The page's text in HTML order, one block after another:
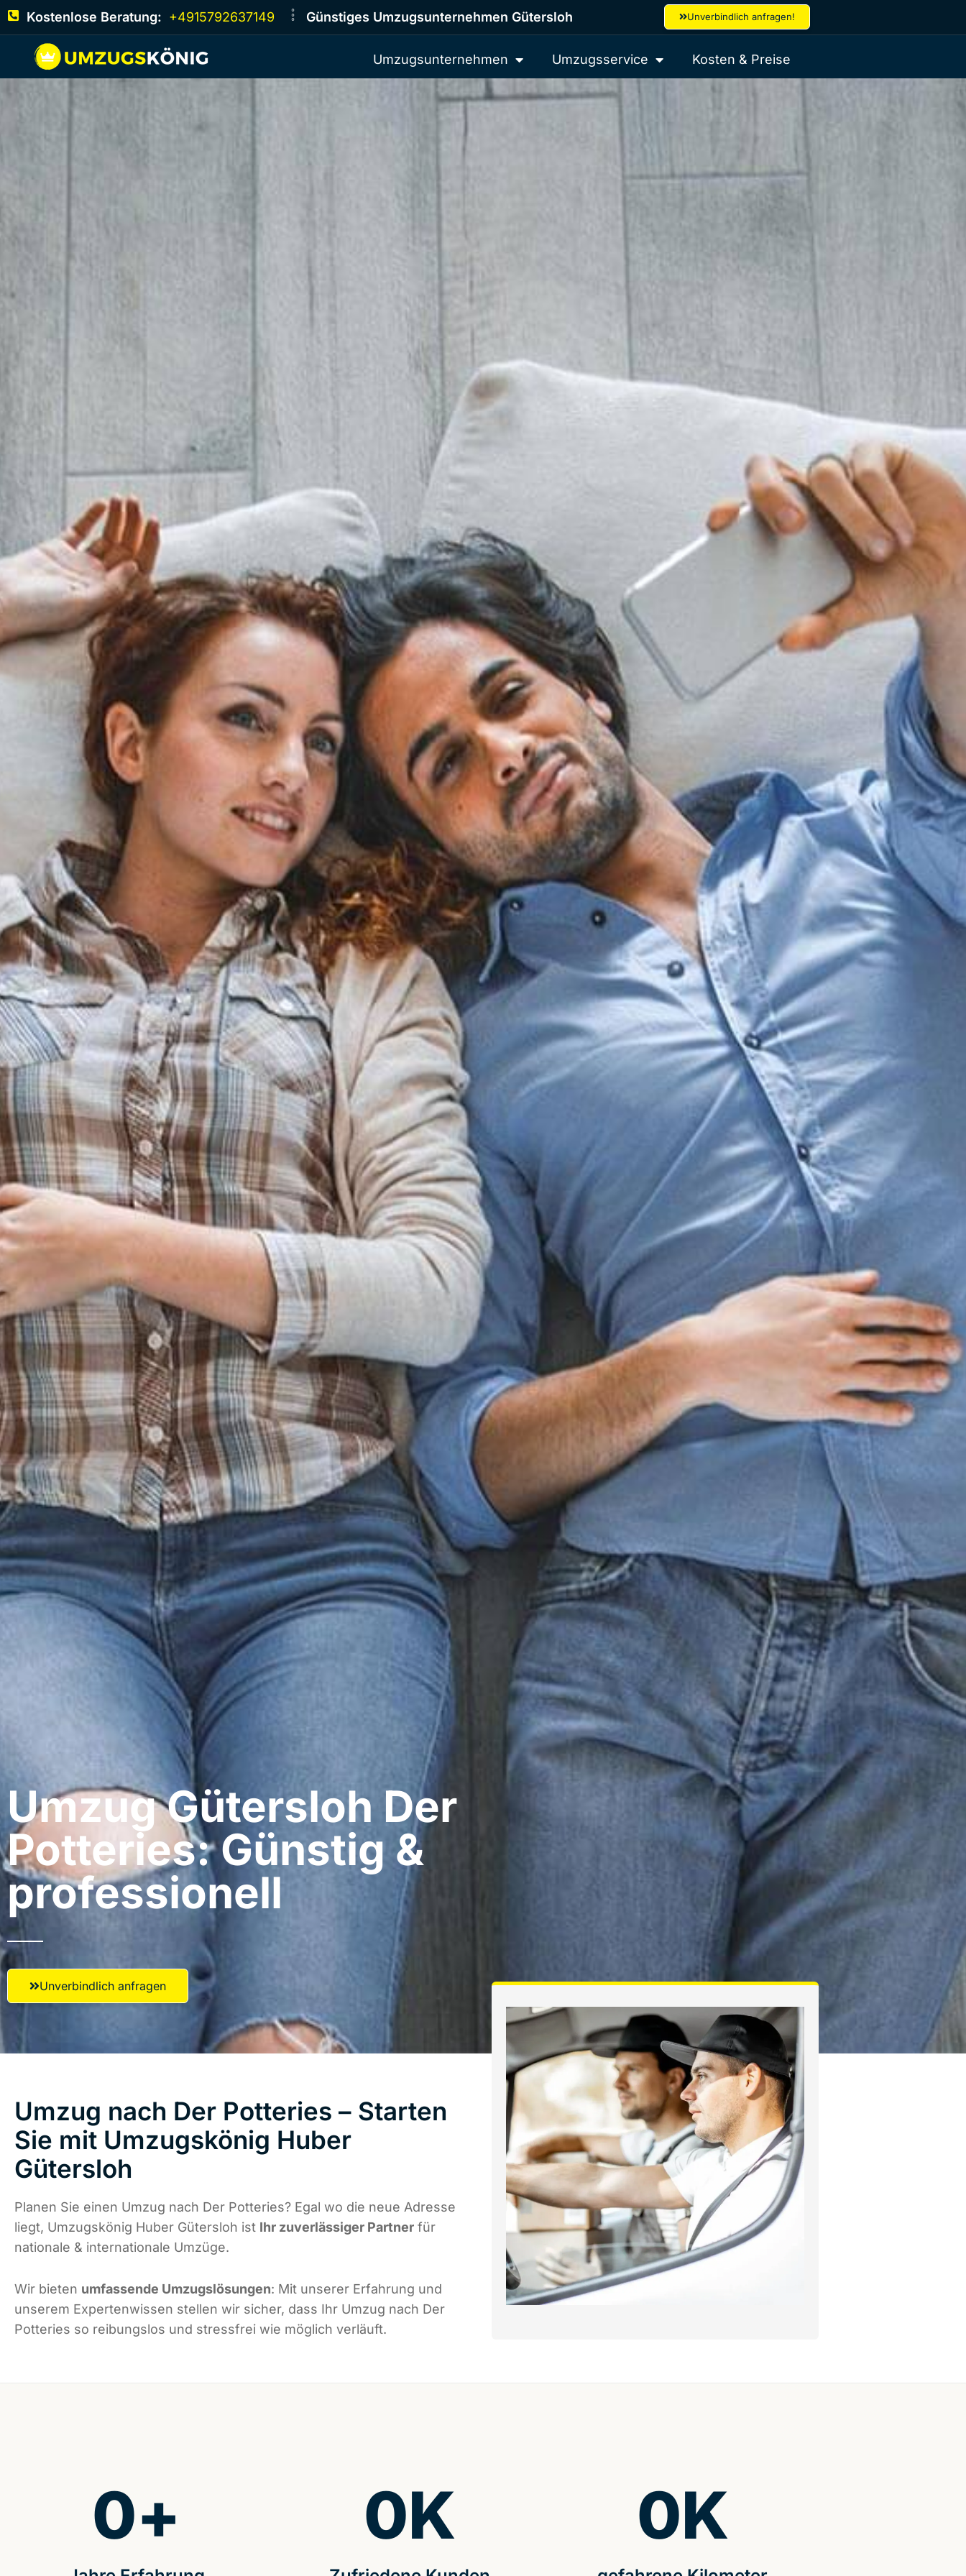
Kostenlose Beratung: +4915792637149 Günstiges Umzugsunternehmen Gütersloh Unverbindlich anfragen!
Umzugsunternehmen Umzugsservice Kosten & Preise
Umzug Gütersloh​ Der
Potteries: Günstig &
professionell​
Unverbindlich anfragen
Umzug nach Der Potteries – Starten
Sie mit Umzugskönig Huber
Gütersloh
Planen Sie einen Umzug nach Der Potteries? Egal wo die neue Adresse
liegt, Umzugskönig Huber Gütersloh ist Ihr zuverlässiger Partner für
nationale & internationale Umzüge.
Wir bieten umfassende Umzugslösungen: Mit unserer Erfahrung und
unserem Expertenwissen stellen wir sicher, dass Ihr Umzug nach Der
Potteries so reibungslos und stressfrei wie möglich verläuft.
0+ 0K 0K